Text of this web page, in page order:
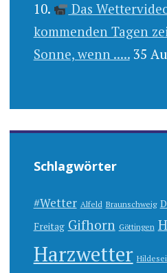
Das
kommenden Tagen
Sonne, wenn ..... 35
Schlagwörter
#Wetter Alfeld Braunschweig
Freitag Gifhorn Göttingen
Harzwetter